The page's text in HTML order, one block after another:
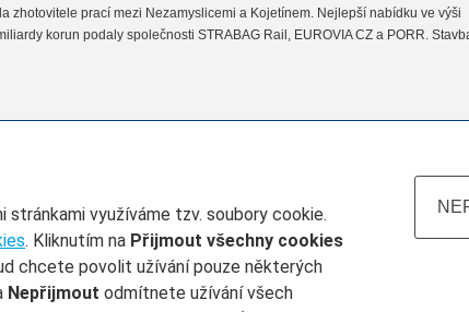
zhotovitele prací mezi Nezamyslicemi a Kojetínem. Nejlepší nabídku ve výši
korun podaly společnosti STRABAG Rail, EUROVIA CZ a PORR.
do Železničář číslo
využíváme tzv. soubory cookie.
. Kliknutím na Přijmout všechny cookies
chcete povolit užívání pouze některých
Nepřijmout odmítnete užívání všech